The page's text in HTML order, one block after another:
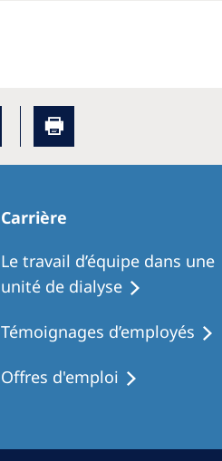
Carrière
Le travail d’équipe dans une
unité de dialyse
Témoignages d’employés
Offres d'emploi